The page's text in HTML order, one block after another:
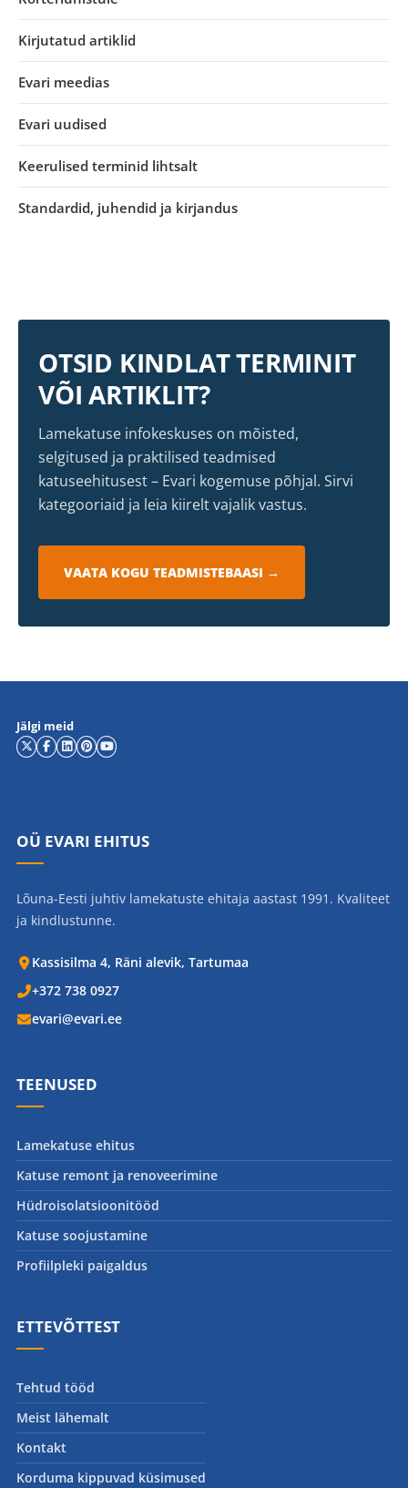
Kirjutatud artiklid
Evari meedias
Evari uudised
Keerulised terminid lihtsalt
Standardid, juhendid ja kirjandus
OTSID KINDLAT TERMINIT
VÕI ARTIKLIT?
Lamekatuse infokeskuses on mõisted,
selgitused ja praktilised teadmised
katuseehitusest – Evari kogemuse põhjal. Sirvi
kategooriaid ja leia kiirelt vajalik vastus.
VAATA KOGU TEADMISTEBAASI →
Jälgi meid
OÜ EVARI EHITUS
Lõuna-Eesti juhtiv lamekatuste ehitaja aastast 1991. Kvaliteet
ja kindlustunne.
Kassisilma 4, Räni alevik, Tartumaa
+372 738 0927
evari@evari.ee
TEENUSED
Lamekatuse ehitus
Katuse remont ja renoveerimine
Hüdroisolatsioonitööd
Katuse soojustamine
Profiilpleki paigaldus
ETTEVÕTTEST
Tehtud tööd
Meist lähemalt
Kontakt
Korduma kippuvad küsimused